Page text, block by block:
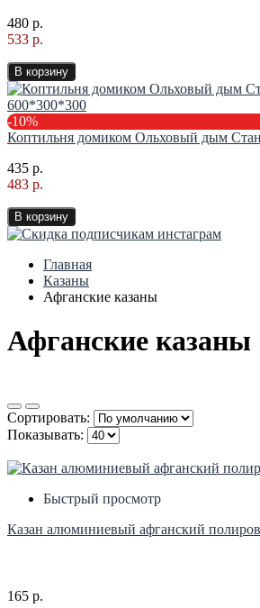
480 р.
533 р.
В корзину
-10%
Коптильня домиком Ольховый дым
435 р.
483 р.
В корзину
Главная
Казаны
Афганские казаны
Афганские казаны
Сортировать:
Показывать:
Быстрый просмотр
Казан алюминиевый афганский
165 р.